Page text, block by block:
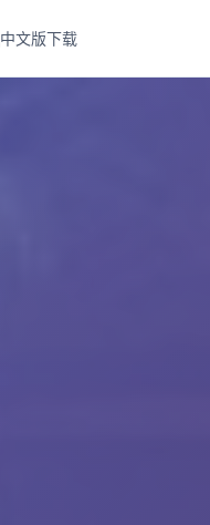
中文版下载